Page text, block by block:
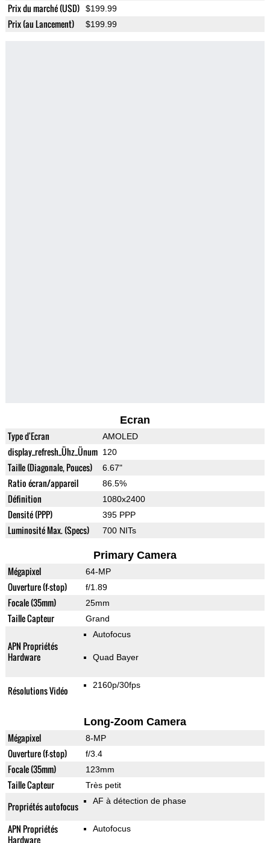
Prix du marché (USD) $199.99
Prix (au Lancement) $199.99
Ecran
Type d'Ecran AMOLED
display_refresh_Ühz_Ünum 120
Taille (Diagonale, Pouces) 6.67"
Ratio écran/appareil 86.5%
Définition 1080x2400
Densité (PPP) 395 PPP
Luminosité Max. (Specs) 700 NITs
Primary Camera
Mégapixel 64-MP
Ouverture (f-stop) f/1.89
Focale (35mm) 25mm
Taille Capteur Grand
APN Propriétés
Hardware
Autofocus
Quad Bayer
Résolutions Vidéo 2160p/30fps
Long-Zoom Camera
Mégapixel 8-MP
Ouverture (f-stop) f/3.4
Focale (35mm) 123mm
Taille Capteur Très petit
Propriétés autofocus AF à détection de phase
APN Propriétés
Hardware
Autofocus